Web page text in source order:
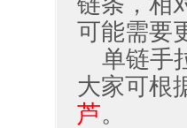
可能需要
单链手
大家可根
芦。